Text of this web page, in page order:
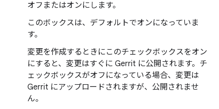
オフまたはオンにします。
このボックスは、デフォルトでオンになっていま
す。
変更を作成するときにこのチェックボックスをオン
にすると、変更はすぐに Gerrit に公開されます。チ
ェックボックスがオフになっている場合、変更は
Gerrit にアップロードされますが、公開されませ
ん。